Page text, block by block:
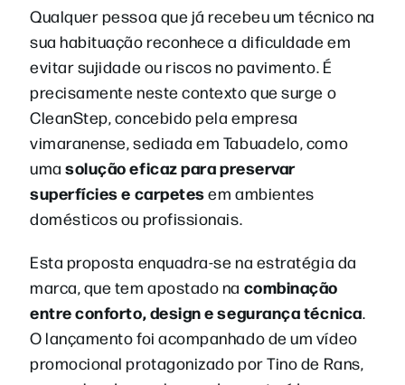
Qualquer pessoa que já recebeu um técnico na
sua habituação reconhece a dificuldade em
evitar sujidade ou riscos no pavimento. É
precisamente neste contexto que surge o
CleanStep, concebido pela empresa
vimaranense, sediada em Tabuadelo, como
umasolução eficaz para preservar
superfícies e carpetesem ambientes
domésticos ou profissionais.
Esta proposta enquadra-se na estratégia da
marca, que tem apostado na combinação
entre conforto, design e segurança técnica.
O lançamento foi acompanhado de um vídeo
promocional protagonizado por Tino de Rans,